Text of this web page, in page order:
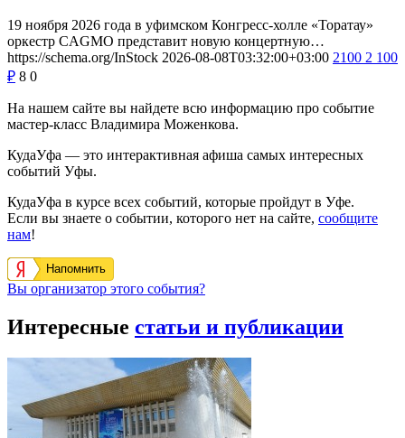
19 ноября 2026 года в уфимском Конгресс-холле «Торатау»
оркестр CAGMO представит новую концертную…
https://schema.org/InStock 2026-08-08T03:32:00+03:00 2100 2 100
₽ 8 0
На нашем сайте вы найдете всю информацию про событие
мастер-класс Владимира Моженкова.
КудаУфа — это интерактивная афиша самых интересных
событий Уфы.
КудаУфа в курсе всех событий, которые пройдут в Уфе.
Если вы знаете о событии, которого нет на сайте, сообщите
нам!
Напомнить
Вы организатор этого события?
Интересные статьи и публикации